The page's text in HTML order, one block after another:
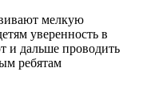
мелкую
уверенность в
и дальше проводить
ребятам